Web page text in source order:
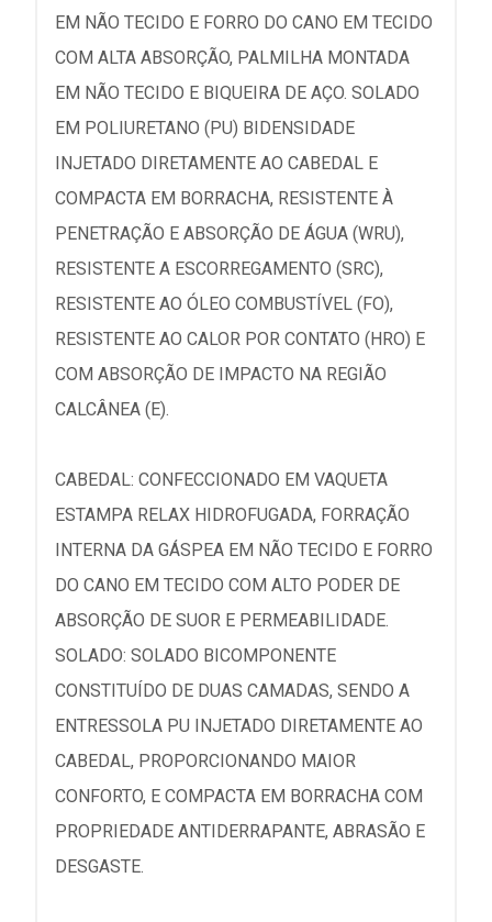
EM NÃO TECIDO E FORRO DO CANO EM TECIDO
COM ALTA ABSORÇÃO, PALMILHA MONTADA
EM NÃO TECIDO E BIQUEIRA DE AÇO. SOLADO
EM POLIURETANO (PU) BIDENSIDADE
INJETADO DIRETAMENTE AO CABEDAL E
COMPACTA EM BORRACHA, RESISTENTE À
PENETRAÇÃO E ABSORÇÃO DE ÁGUA (WRU),
RESISTENTE A ESCORREGAMENTO (SRC),
RESISTENTE AO ÓLEO COMBUSTÍVEL (FO),
RESISTENTE AO CALOR POR CONTATO (HRO) E
COM ABSORÇÃO DE IMPACTO NA REGIÃO
CALCÂNEA (E).
CABEDAL: CONFECCIONADO EM VAQUETA
ESTAMPA RELAX HIDROFUGADA, FORRAÇÃO
INTERNA DA GÁSPEA EM NÃO TECIDO E FORRO
DO CANO EM TECIDO COM ALTO PODER DE
ABSORÇÃO DE SUOR E PERMEABILIDADE.
SOLADO: SOLADO BICOMPONENTE
CONSTITUÍDO DE DUAS CAMADAS, SENDO A
ENTRESSOLA PU INJETADO DIRETAMENTE AO
CABEDAL, PROPORCIONANDO MAIOR
CONFORTO, E COMPACTA EM BORRACHA COM
PROPRIEDADE ANTIDERRAPANTE, ABRASÃO E
DESGASTE.